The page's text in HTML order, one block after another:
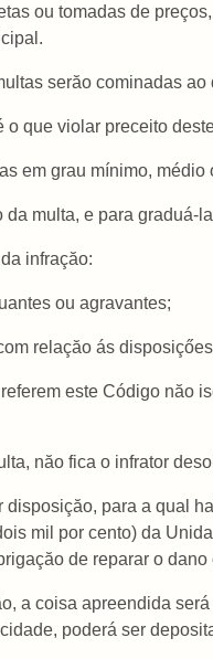
ou tomadas de
serăo cominadas
o que violar preceito
em grau mínimo, médio
multa, e para graduá-
infraçăo:
ou agravantes;
relaçăo ás
este Código năo
năo fica o infrator
disposiçăo, para a qual
mil por cento) da
de reparar o dano
a coisa apreendida
poderá ser